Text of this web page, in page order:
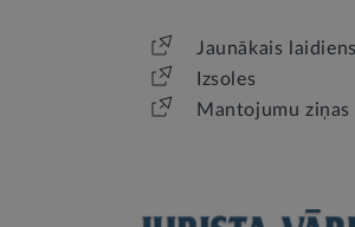
Jaunākais laidiens
Izsoles
Mantojumu ziņas